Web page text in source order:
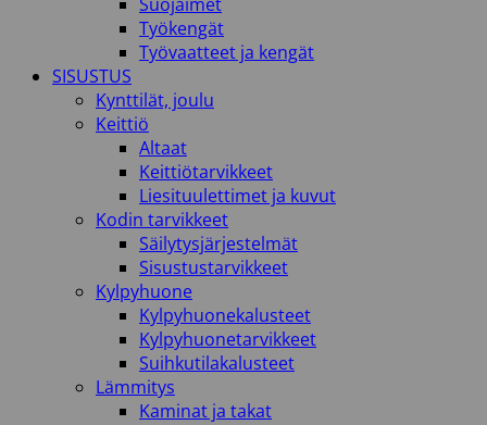
Työkengät
Työvaatteet ja kengät
SISUSTUS
Kynttilät, joulu
Keittiö
Altaat
Keittiötarvikkeet
Liesituulettimet ja kuvut
Kodin tarvikkeet
Säilytysjärjestelmät
Sisustustarvikkeet
Kylpyhuone
Kylpyhuonekalusteet
Kylpyhuonetarvikkeet
Suihkutilakalusteet
Lämmitys
Kaminat ja takat